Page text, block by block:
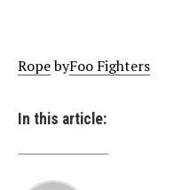
RopebyFoo Fighters
In this article: